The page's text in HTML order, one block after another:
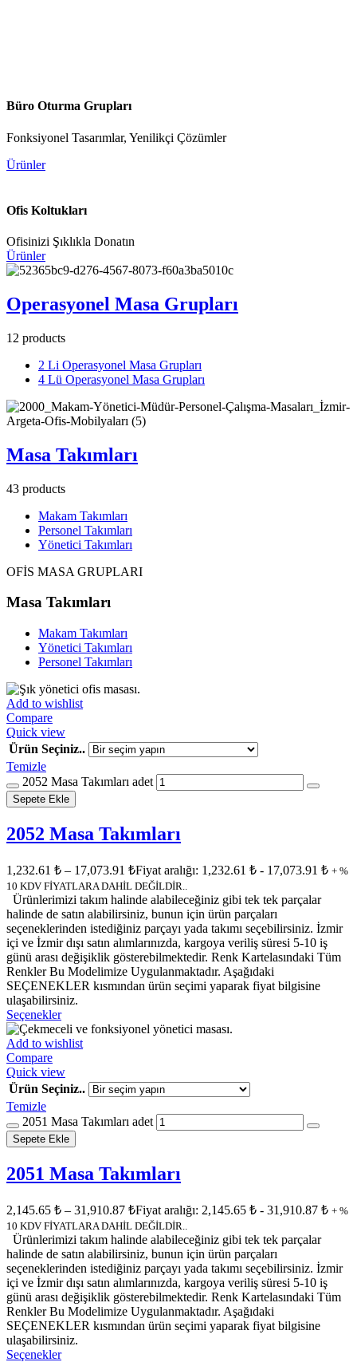
Büro Oturma Grupları
Fonksiyonel Tasarımlar, Yenilikçi Çözümler
Ürünler
Ofis Koltukları
Ofisinizi Şıklıkla Donatın
Ürünler
Operasyonel Masa Grupları
12 products
2 Li Operasyonel Masa Grupları
4 Lü Operasyonel Masa Grupları
Masa Takımları
43 products
Makam Takımları
Personel Takımları
Yönetici Takımları
OFİS MASA GRUPLARI
Masa Takımları
Makam Takımları
Yönetici Takımları
Personel Takımları
Add to wishlist
Compare
Quick view
Ürün Seçiniz..
Temizle
2052 Masa Takımları adet
Sepete Ekle
2052 Masa Takımları
1,232.61 ₺ – 17,073.91 ₺Fiyat aralığı: 1,232.61 ₺ - 17,073.91 ₺ + %
10 KDV FİYATLARA DAHİL DEĞİLDİR..
Ürünlerimizi takım halinde alabileceğiniz gibi tek tek parçalar
halinde de satın alabilirsiniz, bunun için ürün parçaları
seçeneklerinden istediğiniz parçayı yada takımı seçebilirsiniz. İzmir
içi ve İzmir dışı satın alımlarınızda, kargoya veriliş süresi 5-10 iş
günü arası değişiklik gösterebilmektedir. Renk Kartelasındaki Tüm
Renkler Bu Modelimize Uygulanmaktadır. Aşağıdaki
SEÇENEKLER kısmından ürün seçimi yaparak fiyat bilgisine
ulaşabilirsiniz.
Seçenekler
Add to wishlist
Compare
Quick view
Ürün Seçiniz..
Temizle
2051 Masa Takımları adet
Sepete Ekle
2051 Masa Takımları
2,145.65 ₺ – 31,910.87 ₺Fiyat aralığı: 2,145.65 ₺ - 31,910.87 ₺ + %
10 KDV FİYATLARA DAHİL DEĞİLDİR..
Ürünlerimizi takım halinde alabileceğiniz gibi tek tek parçalar
halinde de satın alabilirsiniz, bunun için ürün parçaları
seçeneklerinden istediğiniz parçayı yada takımı seçebilirsiniz. İzmir
içi ve İzmir dışı satın alımlarınızda, kargoya veriliş süresi 5-10 iş
günü arası değişiklik gösterebilmektedir. Renk Kartelasındaki Tüm
Renkler Bu Modelimize Uygulanmaktadır. Aşağıdaki
SEÇENEKLER kısmından ürün seçimi yaparak fiyat bilgisine
ulaşabilirsiniz.
Seçenekler